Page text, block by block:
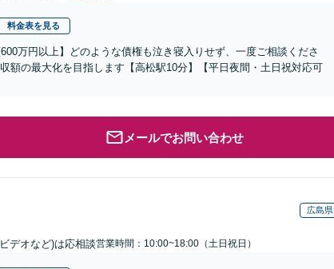
料金表を見る
万円以上】どのような債権も泣き寝入りせず、一度ご相談くださ
額の最大化を目指します【高松駅10分】【平日夜間・土日祝対応可
メールでお問い合わせ
広島県
デオなど)は応相談営業時間：10:00~18:00（土日祝日）